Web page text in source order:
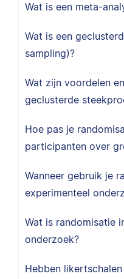
Wat is een meta-
Wat is een
sampling)?
Wat zijn voordelen
geclusterde
Hoe pas je
participanten over
Wanneer gebruik je
experimenteel
Wat is randomisatie
onderzoek?
Hebben